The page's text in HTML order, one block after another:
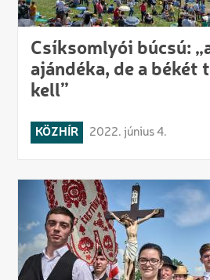
Csíksomlyói búcsú:
ajándéka, de a békét
kell”
KÖZHÍR 2022. június 4.